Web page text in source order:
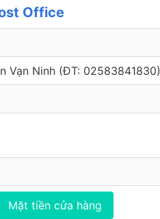
Office
Vạn Ninh (ÐT: 02583841830)
Mặt tiền cửa hàng